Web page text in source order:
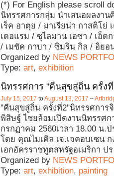
(*) For English please scroll
นิทรรศการกลุ่ม นำเสนอผลงาน
เร็ค อาตุย / มาเรียน่า กาสติโย่
เดอแรม / ซุไลมาน เอซา / เอ็ด
/ เมชัค กาบา / ซิมริน กิล / อิยอ
Organized by NEWS
Type: art, exhibition
นิทรรศการ "คืนสุขสู่ถิ่น ครั้ง
July 15, 2017 toAugust 13, 2017 –
"คืนสุขสู่ถิ่น ครั้งที่2"นิทรรศการ
พิสิษฐ์ ไชยล้อมเปิดงานนิทรรศก
กรกฏาคม 2560เวลา 18.00 น.
โดย คุณไมเคิล เจ.เจคอบเซน
เอกอัครราชทูตสหรัฐอเมริกา ปร
Organized by NEWS
Type: art, exhibition, painting